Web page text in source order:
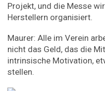
Projekt, und die Messe
Herstellern organisiert.
Maurer: Alle im Verein
nicht das Geld, das die
intrinsische Motivation,
stellen.